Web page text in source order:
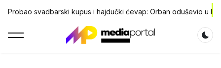
Probao svadbarski kupus i hajdučki ćevap: Orban oduševio u